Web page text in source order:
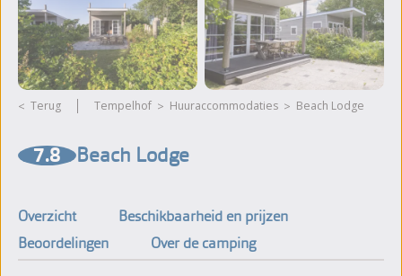
Terug Tempelhof huuraccommodaties Beach Lodge
7.8 Beach Lodge
Overzicht
Beschikbaarheid en prijzen
Beoordelingen
Over de camping